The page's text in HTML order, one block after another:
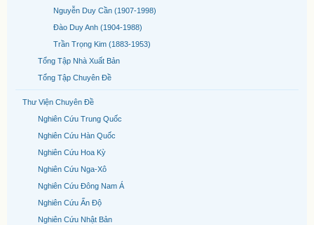
Nguyễn Duy Cần (1907-1998)
Đào Duy Anh (1904-1988)
Trần Trọng Kim (1883-1953)
Tổng Tập Nhà Xuất Bản
Tổng Tập Chuyên Đề
Thư Viện Chuyên Đề
Nghiên Cứu Trung Quốc
Nghiên Cứu Hàn Quốc
Nghiên Cứu Hoa Kỳ
Nghiên Cứu Nga-Xô
Nghiên Cứu Đông Nam Á
Nghiên Cứu Ấn Độ
Nghiên Cứu Nhật Bản